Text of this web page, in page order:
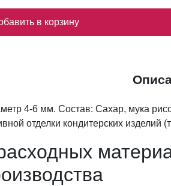
в корзину
4-6 мм. Состав: Сахар, мука
отделки кондитерских